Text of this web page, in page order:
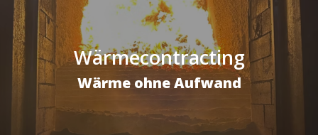
Wärmecontracting
Wärme ohne Aufwand